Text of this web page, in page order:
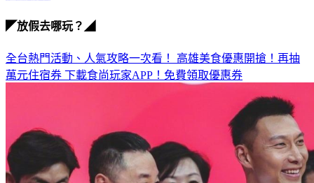
萬元住宿券下載食尚玩家APP！免費領取優惠券